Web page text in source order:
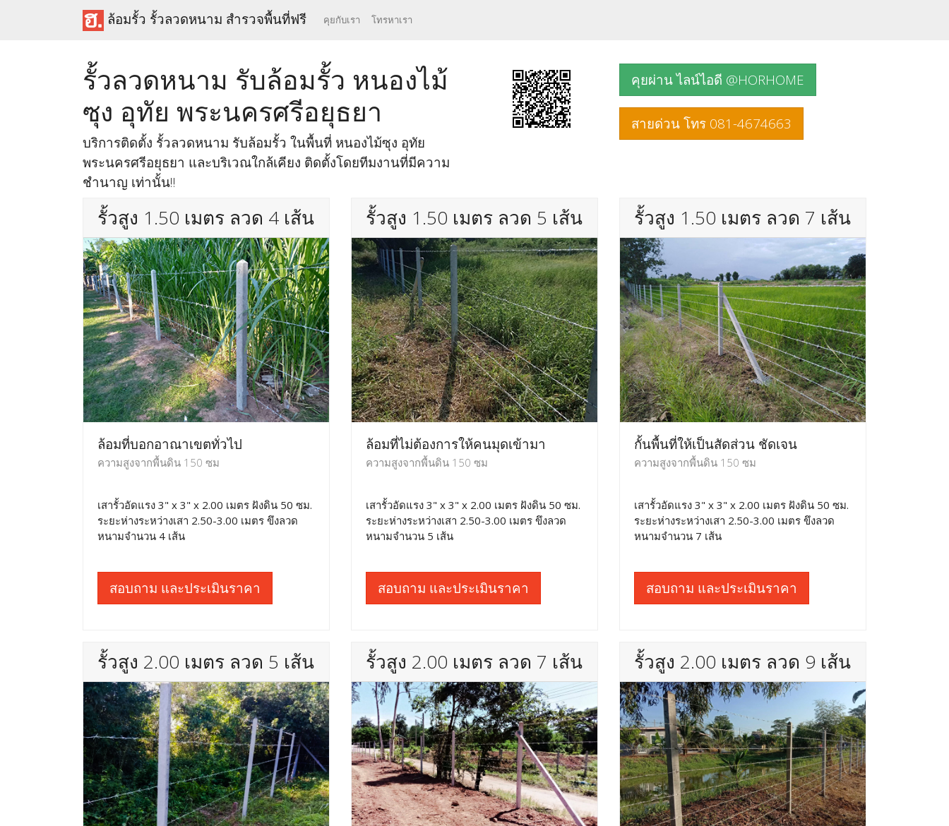
ล้อมรั้ว รั้วลวดหนาม สำรวจพื้นที่ฟรี คุยกับเรา โทรหาเรา
รั้วลวดหนาม รับล้อมรั้ว หนองไม้
ซุง อุทัย พระนครศรีอยุธยา
บริการติดตั้ง รั้วลวดหนาม รับล้อมรั้ว ในพื้นที่ หนองไม้ซุง อุทัย
พระนครศรีอยุธยา และบริเวณใกล้เคียง ติดตั้งโดยทีมงานที่มีความ
ชำนาญ เท่านั้น!!
คุยผ่าน ไลน์ไอดี @HORHOME
สายด่วน โทร 081-4674663
รั้วสูง 1.50 เมตร ลวด 4 เส้น
ล้อมที่บอกอาณาเขตทั่วไป
ความสูงจากพื้นดิน 150 ซม
เสารั้วอัดแรง 3" x 3" x 2.00 เมตร ฝังดิน 50 ซม.
ระยะห่างระหว่างเสา 2.50-3.00 เมตร ขึงลวด
หนามจำนวน 4 เส้น
สอบถาม และประเมินราคา
รั้วสูง 1.50 เมตร ลวด 5 เส้น
ล้อมที่ไม่ต้องการให้คนมุดเข้ามา
ความสูงจากพื้นดิน 150 ซม
เสารั้วอัดแรง 3" x 3" x 2.00 เมตร ฝังดิน 50 ซม.
ระยะห่างระหว่างเสา 2.50-3.00 เมตร ขึงลวด
หนามจำนวน 5 เส้น
สอบถาม และประเมินราคา
รั้วสูง 1.50 เมตร ลวด 7 เส้น
กั้นพื้นที่ให้เป็นสัดส่วน ชัดเจน
ความสูงจากพื้นดิน 150 ซม
เสารั้วอัดแรง 3" x 3" x 2.00 เมตร ฝังดิน 50 ซม.
ระยะห่างระหว่างเสา 2.50-3.00 เมตร ขึงลวด
หนามจำนวน 7 เส้น
สอบถาม และประเมินราคา
รั้วสูง 2.00 เมตร ลวด 5 เส้น รั้วสูง 2.00 เมตร ลวด 7 เส้น รั้วสูง 2.00 เมตร ลวด 9 เส้น